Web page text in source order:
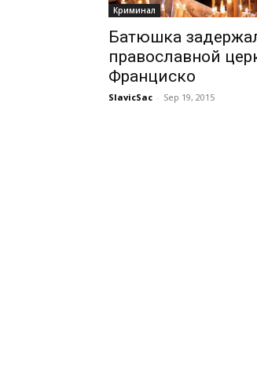
Криминал
Батюшка
православной
Франциско
SlavicSac - Sep 19, 2015